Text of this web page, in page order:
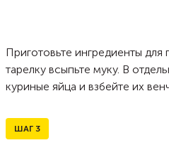
Приготовьте ингредиенты
тарелку всыпьте муку. В
куриные яйца и взбейте их
ШАГ 3